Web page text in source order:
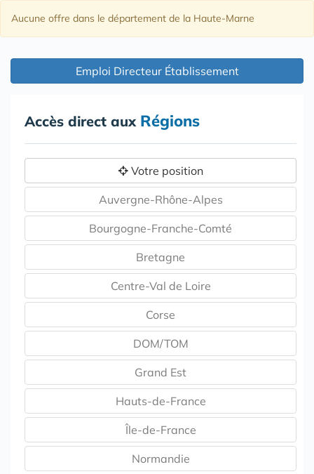
Aucune offre dans le département de la Haute-Marne
Emploi Directeur Établissement
Accès direct aux Régions
Votre position
Auvergne-Rhône-Alpes
Bourgogne-Franche-Comté
Bretagne
Centre-Val de Loire
Corse
DOM/TOM
Grand Est
Hauts-de-France
Île-de-France
Normandie